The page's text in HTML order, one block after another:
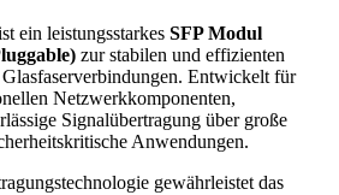
ein leistungsstarkes SFP Modul
zur stabilen und effizienten
Entwickelt für
Netzwerkkomponenten,
Signalübertragung über große
Anwendungen.
gewährleistet das